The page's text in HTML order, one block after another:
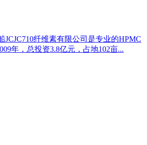
JCJC710纤维素有限公司是专业的HPMC
年，总投资3.8亿元，占地102亩...